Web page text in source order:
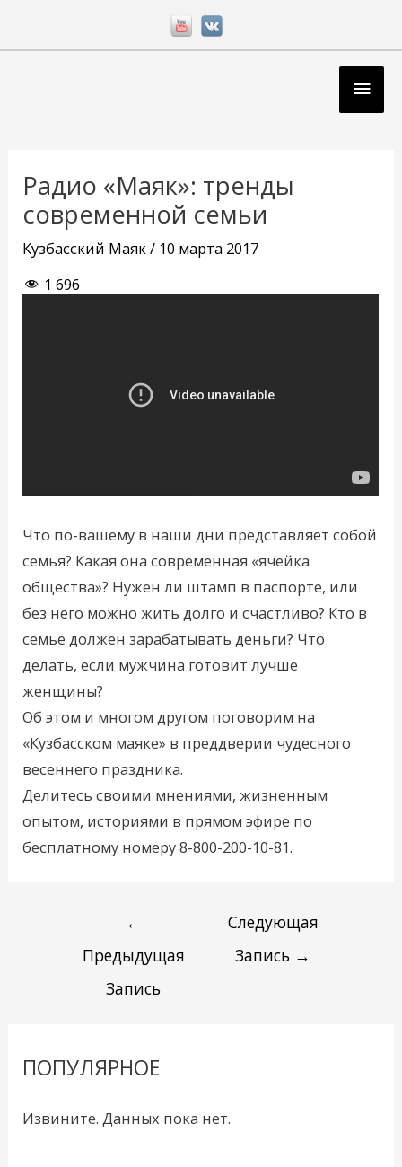
Радио «Маяк»: тренды
современной семьи
Кузбасский Маяк/ 10 марта 2017
1 696
Что по-вашему в наши дни представляет собой
семья? Какая она современная «ячейка
общества»? Нужен ли штамп в паспорте, или
без него можно жить долго и счастливо? Кто в
семье должен зарабатывать деньги? Что
делать, если мужчина готовит лучше
женщины?
Об этом и многом другом поговорим на
«Кузбасском маяке» в преддверии чудесного
весеннего праздника.
Делитесь своими мнениями, жизненным
опытом, историями в прямом эфире по
бесплатному номеру 8-800-200-10-81.
записям
←
Предыдущая
Запись
Следующая
Запись →
ПОПУЛЯРНОЕ
Извините. Данных пока нет.